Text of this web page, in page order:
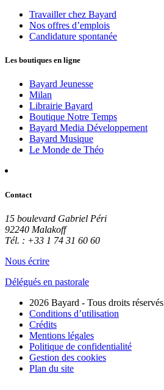
Travailler chez Bayard
Nos offres d’emplois
Candidature spontanée
Les boutiques en ligne
Bayard Jeunesse
Milan
Librairie Bayard
Boutique Notre Temps
Bayard Media Développement
Bayard Musique
Le Monde de Théo
Contact
15 boulevard Gabriel Péri
92240 Malakoff
Tél. : +33 1 74 31 60 60
Nous écrire
Délégués en pastorale
2026 Bayard - Tous droits réservés
Conditions d’utilisation
Crédits
Mentions légales
Politique de confidentialité
Gestion des cookies
Plan du site